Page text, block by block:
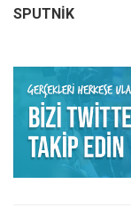
SPUTNİK